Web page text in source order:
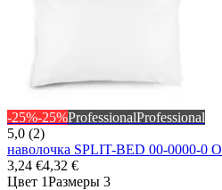
-25%-25%ProfessionalProfessional
5,0 (2)
наволочка SPLIT-BED 00-0000-0
3,24 €4,32 €
Цвет 1Размеры 3